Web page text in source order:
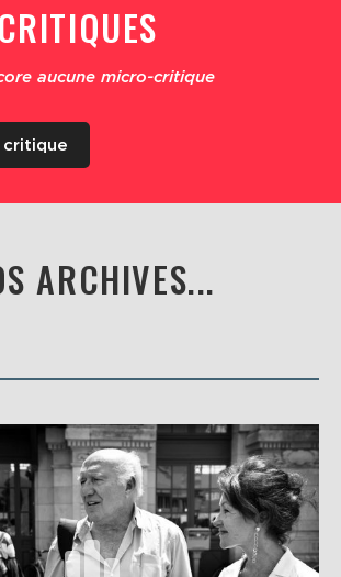
aucune micro-critique
critique
ARCHIVES...